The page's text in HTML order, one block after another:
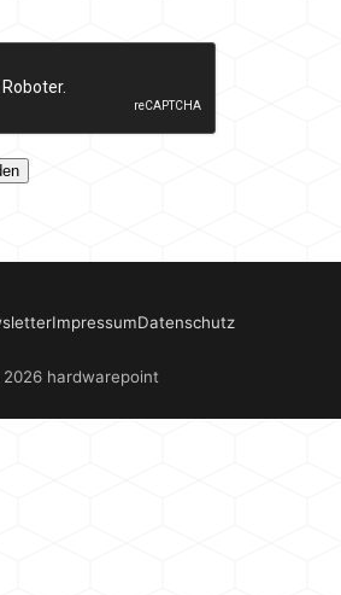
ImpressumDatenschutz
hardwarepoint